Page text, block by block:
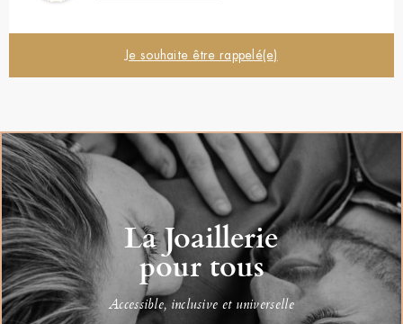
Je souhaite être rappelé(e)
La Joaillerie
pour tous
Accessible, inclusive et universelle